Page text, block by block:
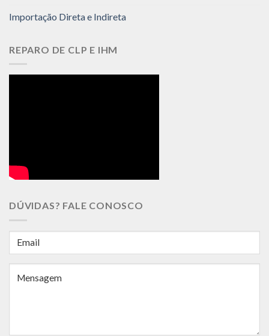
Importação Direta e Indireta
REPARO DE CLP E IHM
DÚVIDAS? FALE CONOSCO